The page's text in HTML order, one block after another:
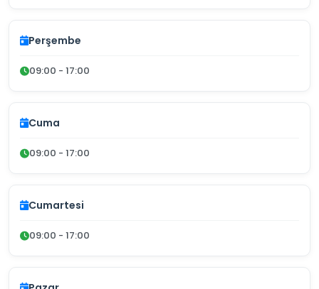
Perşembe
09:00 - 17:00
Cuma
09:00 - 17:00
Cumartesi
09:00 - 17:00